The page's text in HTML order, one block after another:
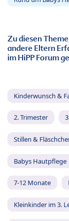
Zu diesen
andere Eltern
im HiPP Forum
Kinderwunsch &
2. Trimester
Stillen &
Babys Hautpflege
7-12 Monate
Kleinkinder im 3.